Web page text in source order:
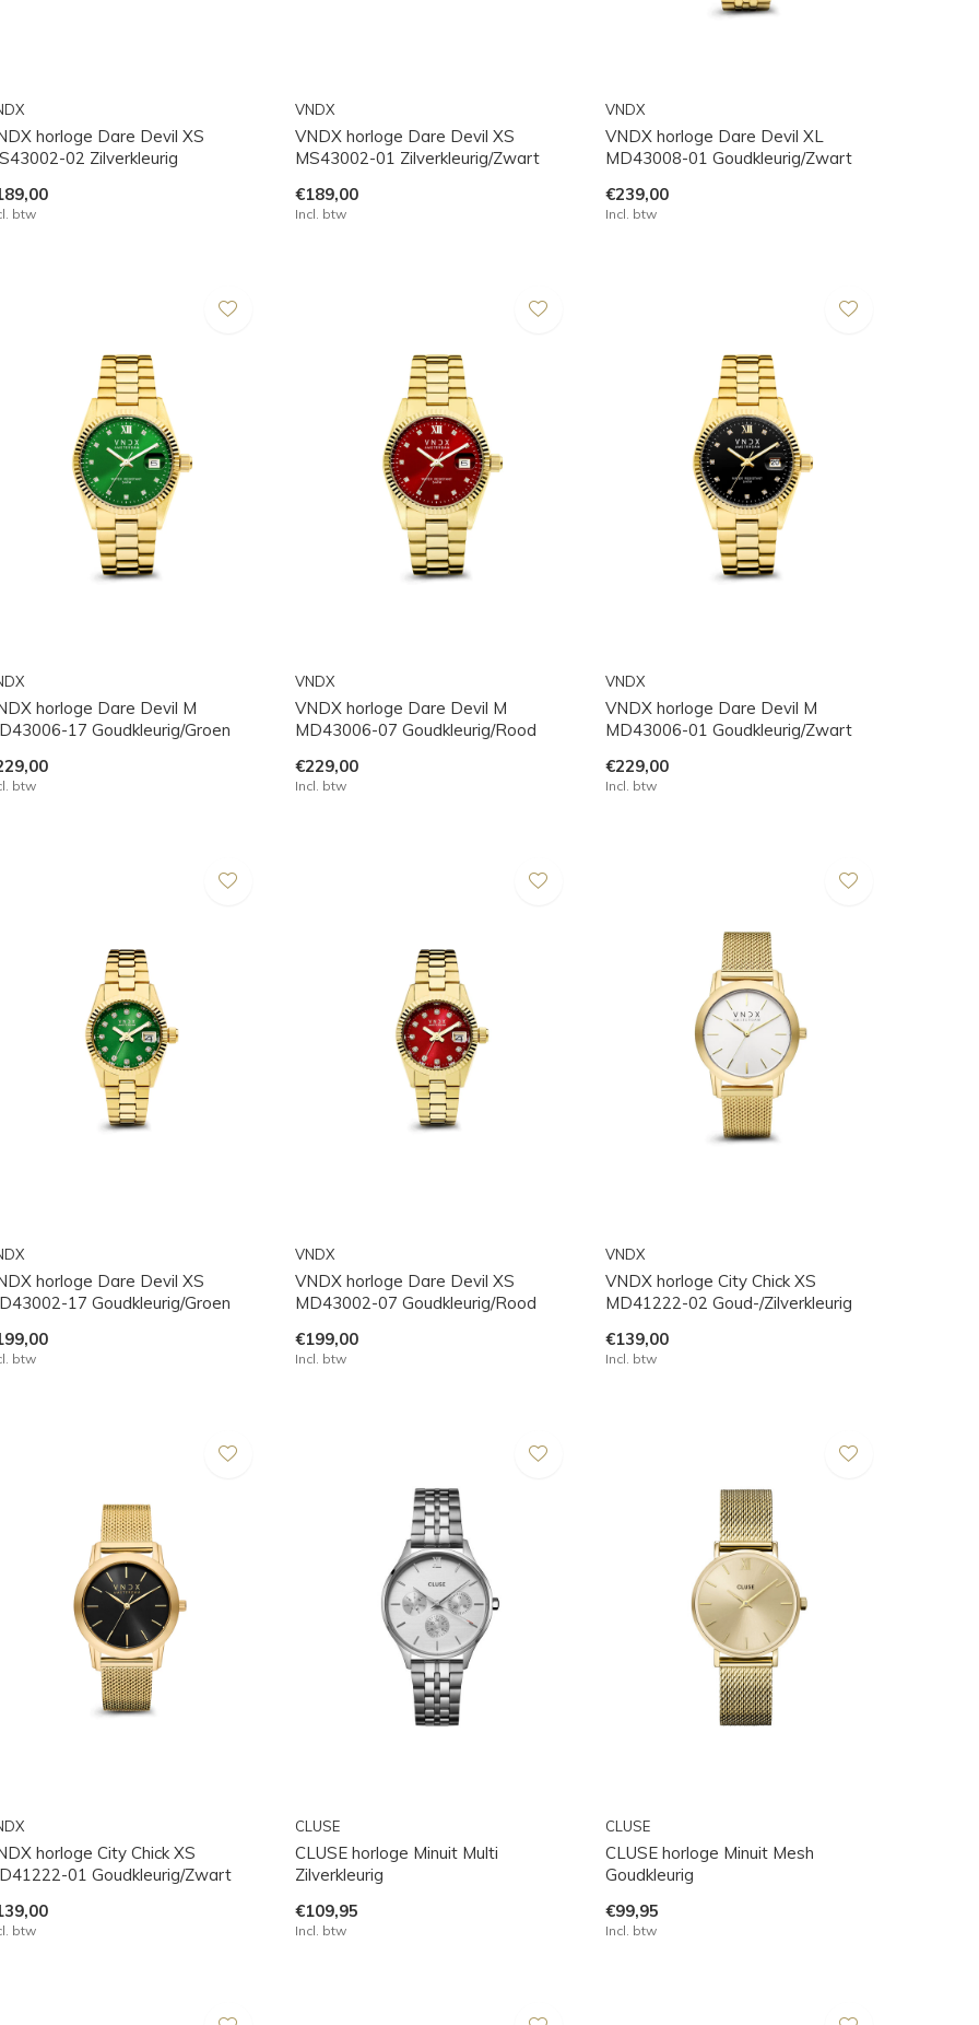
horloge Dare Devil XS
02 Zilverkleurig
btw
VNDX
VNDX horloge Dare Devil XS
MS43002-01 Zilverkleurig/Zwart
€189,00
Incl. btw
VNDX
VNDX horloge Dare Devil XL
MD43008-01 Goudkleurig/Zwart
€239,00
Incl. btw
horloge Dare Devil M
17 Goudkleurig/Groen
btw
VNDX
VNDX horloge Dare Devil M
MD43006-07 Goudkleurig/Rood
€229,00
Incl. btw
VNDX
VNDX horloge Dare Devil M
MD43006-01 Goudkleurig/Zwart
€229,00
Incl. btw
horloge Dare Devil XS
17 Goudkleurig/Groen
btw
VNDX
VNDX horloge Dare Devil XS
MD43002-07 Goudkleurig/Rood
€199,00
Incl. btw
VNDX
VNDX horloge City Chick XS
MD41222-02 Goud-/Zilverkleurig
€139,00
Incl. btw
horloge City Chick XS
01 Goudkleurig/Zwart
btw
CLUSE
CLUSE horloge Minuit Multi
Zilverkleurig
€109,95
Incl. btw
CLUSE
CLUSE horloge Minuit Mesh
Goudkleurig
€99,95
Incl. btw